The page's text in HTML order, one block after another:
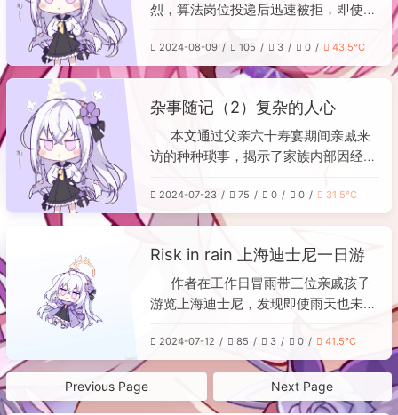
烈，算法岗位投递后迅速被拒，即使拥
Java后端开发，但同样感到压力巨
大。面对秋招困境，作者正权衡两条出
势进入国企或银行寻求相对稳定的工
作；二是放弃秋招，全力准备技术知识
和算法以冲刺春招，但担心春招岗位更
有时终须有”表达了对求职结果的无奈
与豁达心态。
2024-08-09 105 3 0 43.5℃
杂事随记（2）复杂的人心
本文通过父亲六十寿宴期间亲戚来
访的种种琐事，揭示了家族内部因经济
小姨妈两家因帮忙升职引发的经济纠
纷，在出行、住宿等细节上暗中较劲；
外婆的举动，均折射出亲情背后的算
计。母亲在长文中进一步回顾了多年来
的家庭经济往来——从早年借款支援舅
公司账务遭婉拒，以及舅舅对外公养老
钱的拖延。这些经历让她深感，即便在
至亲之间，利益也常凌驾于情感之上，
人与人之间最好的关系是“互相成就，
2024-07-23 75 0 0 31.5℃
Risk in rain 上海迪士尼一日游
作者在工作日冒雨带三位亲戚孩子
游览上海迪士尼，发现即使雨天也未能
文中重点记录了多个项目的体验：创极
速光轮以骑摩托姿态和科技感营造氛
围；加勒比海盗和疯狂动物城凭借出色
的视听效果与IP情怀获得好评；翱翔·飞
2024-07-12 85 3 0 41.5℃
Previous Page Next Page